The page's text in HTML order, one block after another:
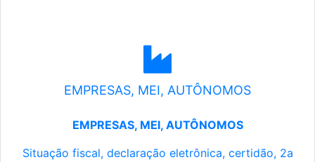
EMPRESAS, MEI, AUTÔNOMOS
EMPRESAS, MEI, AUTÔNOMOS
Situação fiscal, declaração eletrônica, certidão, 2a